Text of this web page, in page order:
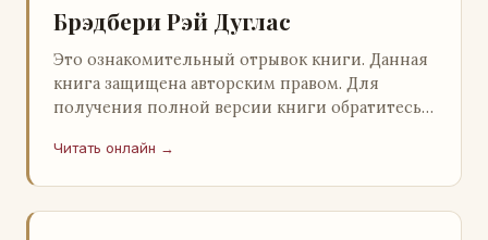
Брэдбери Рэй Дуглас
Это ознакомительный отрывок книги. Данная
книга защищена авторским правом. Для
получения полной версии книги обратитесь к
легального ко…
Читать онлайн →